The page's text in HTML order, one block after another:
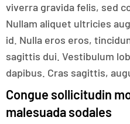
viverra gravida felis, sed
Nullam aliquet ultricies
id. Nulla eros eros,
sagittis dui. Vestibulum
dapibus. Cras sagittis,
Congue sollicitudin
malesuada sodales